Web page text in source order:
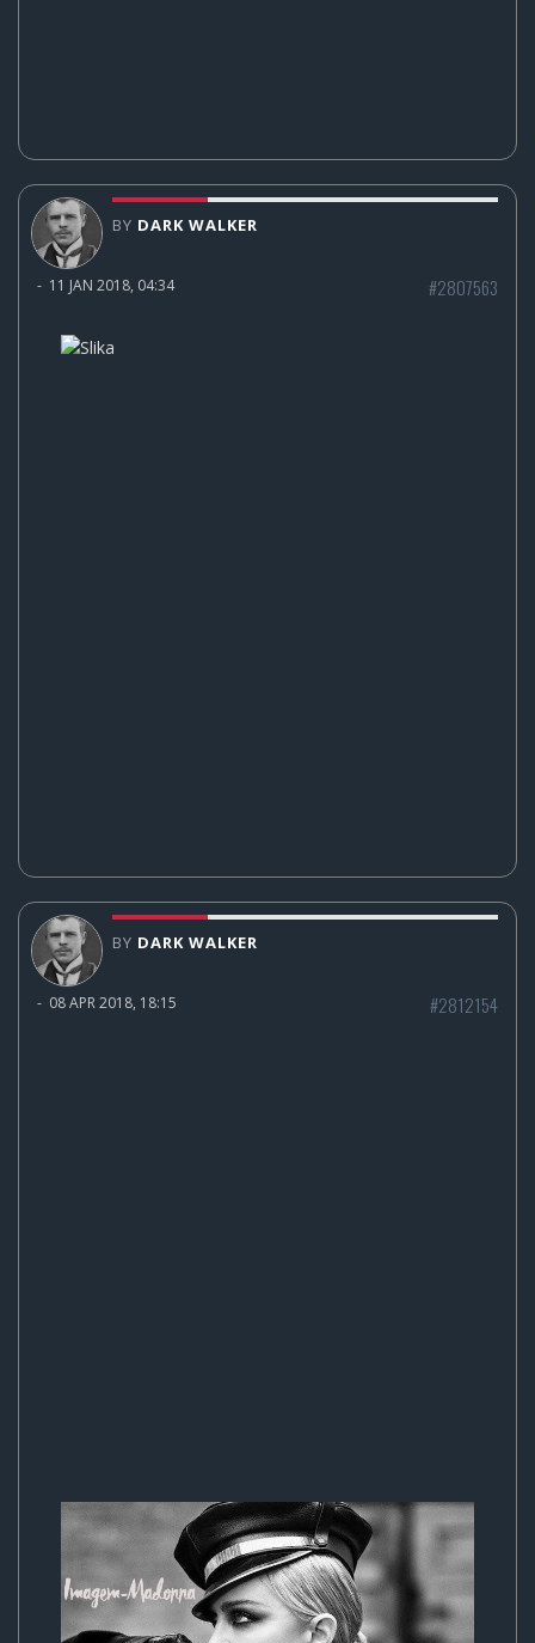
BY DARK WALKER
- 11 JAN 2018, 04:34 #2807563
BY DARK WALKER
- 08 APR 2018, 18:15 #2812154